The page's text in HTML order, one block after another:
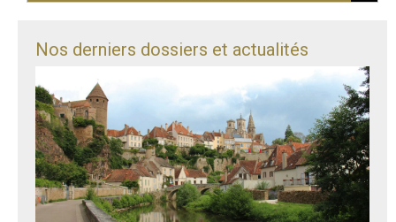
Nos derniers dossiers et actualités